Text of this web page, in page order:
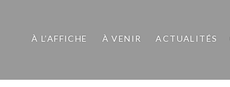
À L’AFFICHE À VENIR ACTUALITÉS